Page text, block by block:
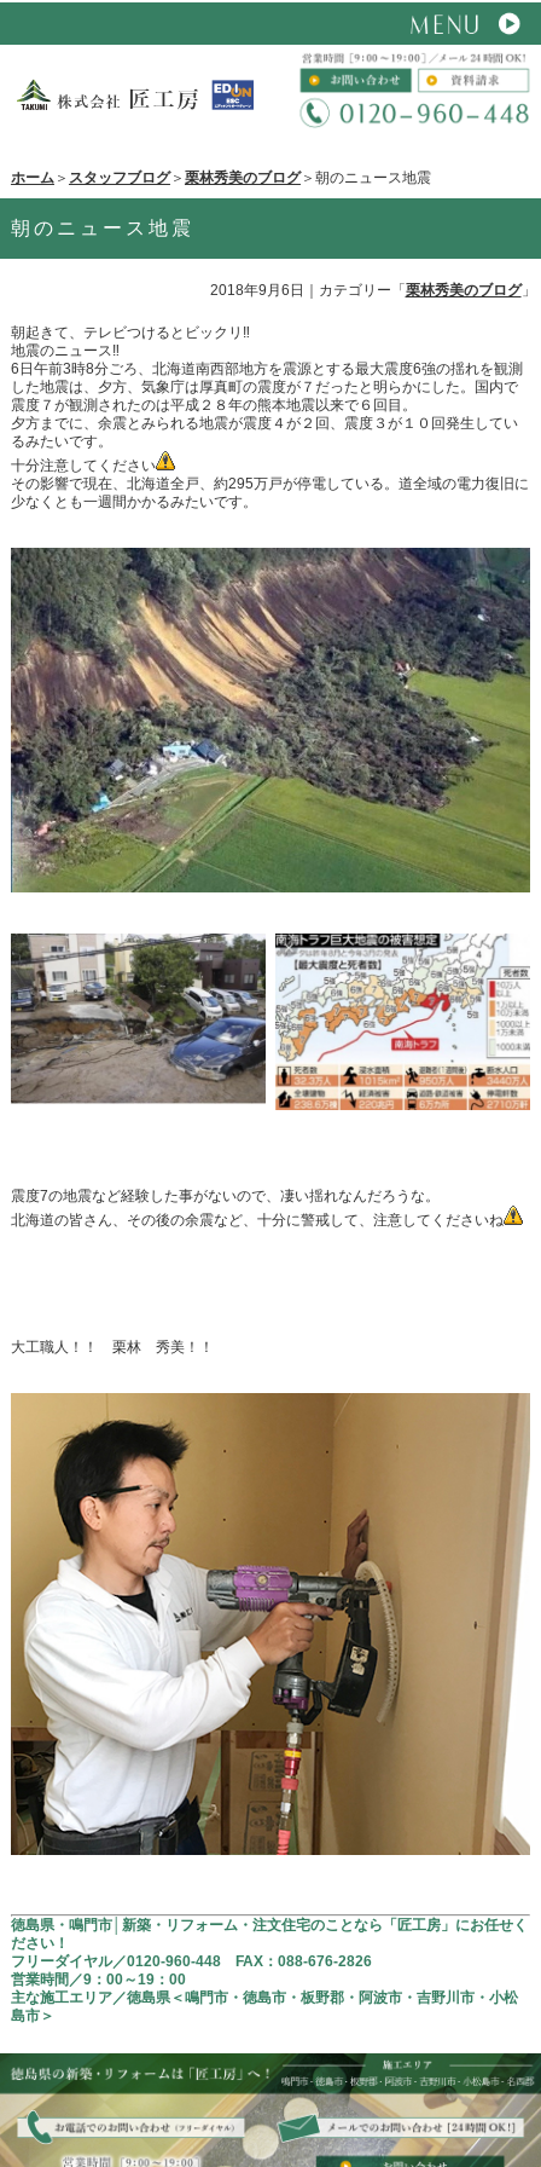
ホーム＞ スタッフブログ＞ 栗林秀美のブログ＞朝のニュース地震
朝のニュース地震
2018年9月6日 ｜カテゴリー「 栗林秀美のブログ」
朝起きて、テレビつけるとビックリ‼️
地震のニュース‼️
6日午前3時8分ごろ、北海道南西部地方を震源とする最大震度6強の揺れを観測
した地震は、夕方、気象庁は厚真町の震度が７だったと明らかにした。国内で
震度７が観測されたのは平成２８年の熊本地震以来で６回目。
夕方までに、余震とみられる地震が震度４が２回、震度３が１０回発生してい
るみたいです。
十分注意してください
その影響で現在、北海道全戸、約295万戸が停電している。道全域の電力復旧に
少なくとも一週間かかるみたいです。
震度7の地震など経験した事がないので、凄い揺れなんだろうな。
北海道の皆さん、その後の余震など、十分に警戒して、注意してくださいね
大工職人！！ 栗林 秀美！！
徳島県・鳴門市│新築・リフォーム・注文住宅のことなら「匠工房」にお任せく
ださい！
フリーダイヤル／0120-960-448 FAX： 088-676-2826
営業時間／9：00～19：00
主な施工エリア／徳島県＜鳴門市・徳島市・板野郡・阿波市・吉野川市・小松
島市＞